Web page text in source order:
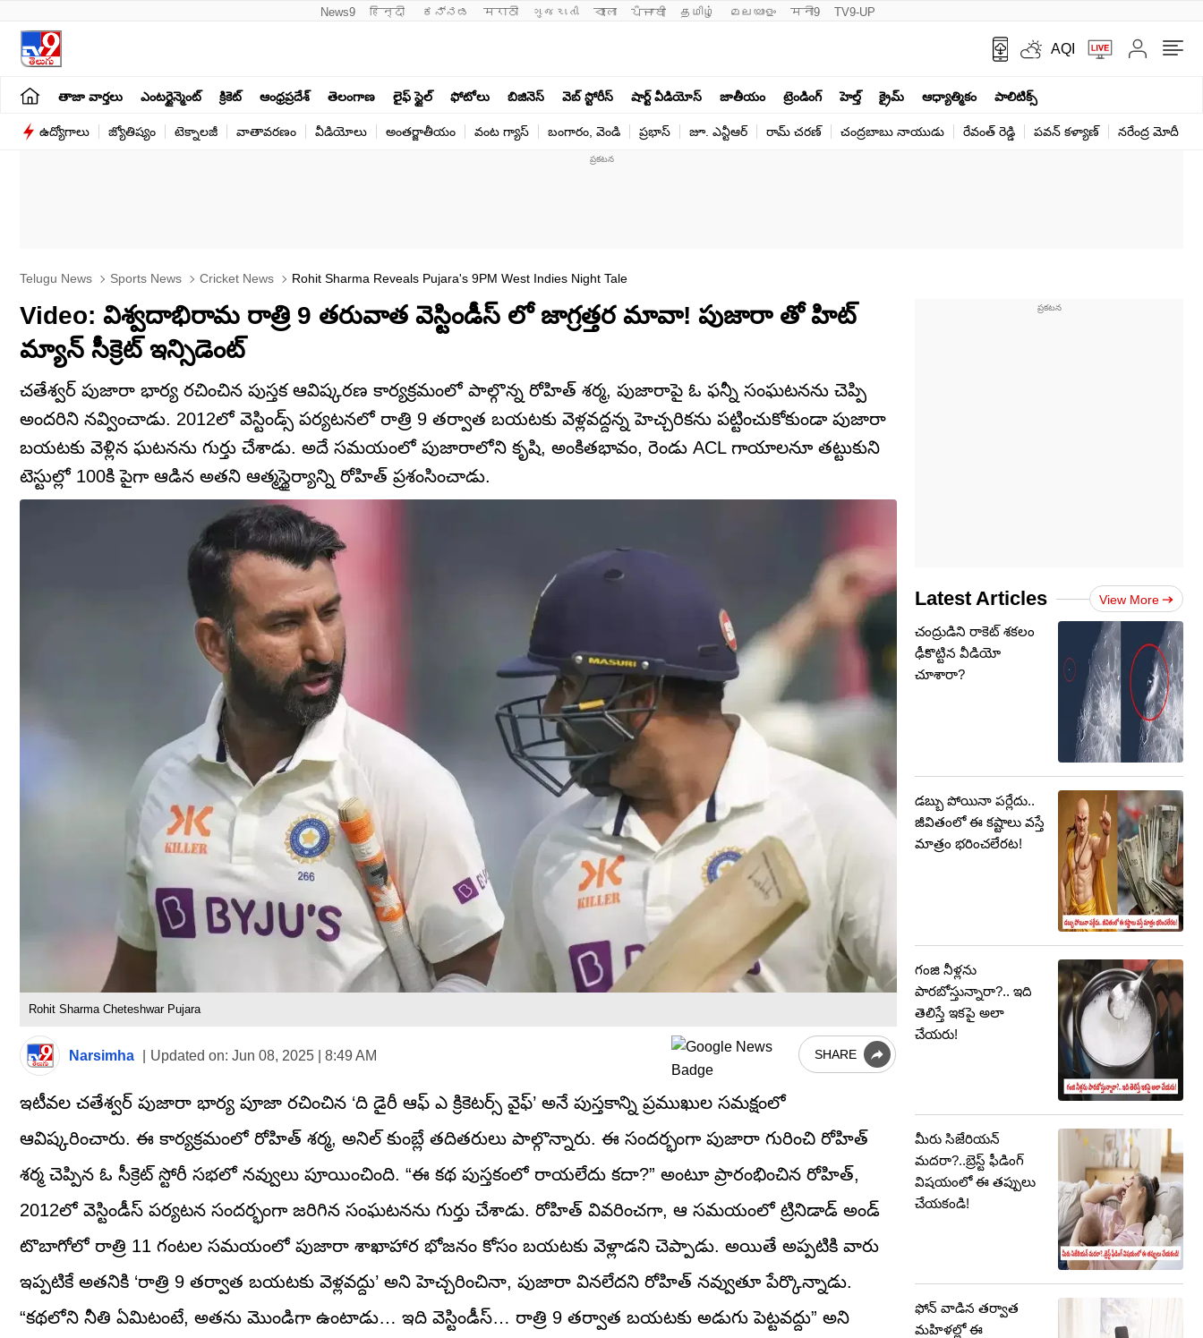
News9 हिन्दी ಕನ್ನಡ मराठी ગુજરાતી বাংলা ਪੰਜਾਬੀ தமிழ் മലയാളം मनी9 TV9-UP
AQI
తాజా వార్తలు ఎంటర్టైన్మెంట్ క్రికెట్ ఆంధ్రప్రదేశ్ తెలంగాణ లైఫ్ స్టైల్ ఫోటోలు బిజినెస్ వెబ్ స్టోరీస్ షార్ట్ వీడియోస్ జాతీయం ట్రెండింగ్ హెల్త్‌ క్రైమ్ ఆధ్యాత్మికం పాలిటిక్స్‌
ఉద్యోగాలు జ్యోతిష్యం టెక్నాలజీ వాతావరణం వీడియోలు అంతర్జాతీయం వంట గ్యాస్ బంగారం, వెండి ప్రభాస్ జూ. ఎన్టీఆర్ రామ్ చ‌ర‌ణ్‌ చంద్రబాబు నాయుడు రేవంత్ రెడ్డి పవన్ కళ్యాణ్ నరేంద్ర మోదీ
Telugu News Sports News Cricket News Rohit Sharma Reveals Pujara's 9PM West Indies Night Tale
Video: విశ్వదాభిరామ రాత్రి 9 తరువాత వెస్టిండీస్ లో జాగ్రత్తర మావా! పుజారా తో హిట్
మ్యాన్ సీక్రెట్ ఇన్సిడెంట్
చతేశ్వర్ పుజారా భార్య రచించిన పుస్తక ఆవిష్కరణ కార్యక్రమంలో పాల్గొన్న రోహిత్ శర్మ, పుజారాపై ఓ ఫన్నీ సంఘటనను చెప్పి
అందరిని నవ్వించాడు. 2012లో వెస్టిండ్స్ పర్యటనలో రాత్రి 9 తర్వాత బయటకు వెళ్లవద్దన్న హెచ్చరికను పట్టించుకోకుండా పుజారా
బయటకు వెళ్లిన ఘటనను గుర్తు చేశాడు. అదే సమయంలో పుజారాలోని కృషి, అంకితభావం, రెండు ACL గాయాలనూ తట్టుకుని
టెస్టుల్లో 100కి పైగా ఆడిన అతని ఆత్మస్థైర్యాన్ని రోహిత్ ప్రశంసించాడు.
Rohit Sharma Cheteshwar Pujara
Narsimha Updated on: Jun 08, 2025 | 8:49 AM SHARE
ఇటీవల చతేశ్వర్ పుజారా భార్య పూజా రచించిన ‘ది డైరీ ఆఫ్ ఎ క్రికెటర్స్ వైఫ్’ అనే పుస్తకాన్ని ప్రముఖుల సమక్షంలో
ఆవిష్కరించారు. ఈ కార్యక్రమంలో రోహిత్ శర్మ, అనిల్ కుంబ్లే తదితరులు పాల్గొన్నారు. ఈ సందర్భంగా పుజారా గురించి రోహిత్
శర్మ చెప్పిన ఓ సీక్రెట్ స్టోరీ సభలో నవ్వులు పూయించింది. “ఈ కథ పుస్తకంలో రాయలేదు కదా?” అంటూ ప్రారంభించిన రోహిత్,
2012లో వెస్టిండీస్ పర్యటన సందర్భంగా జరిగిన సంఘటనను గుర్తు చేశాడు. రోహిత్ వివరించగా, ఆ సమయంలో ట్రినిడాడ్ అండ్
టొబాగోలో రాత్రి 11 గంటల సమయంలో పుజారా శాఖాహార భోజనం కోసం బయటకు వెళ్లాడని చెప్పాడు. అయితే అప్పటికి వారు
ఇప్పటికే అతనికి ‘రాత్రి 9 తర్వాత బయటకు వెళ్లవద్దు’ అని హెచ్చరించినా, పుజారా వినలేదని రోహిత్ నవ్వుతూ పేర్కొన్నాడు.
“కథలోని నీతి ఏమిటంటే, అతను మొండిగా ఉంటాడు… ఇది వెస్టిండీస్… రాత్రి 9 తర్వాత బయటకు అడుగు పెట్టవద్దు” అని
Latest Articles View More
చంద్రుడిని రాకెట్ శకలం
ఢీకొట్టిన వీడియో
చూశారా?
డబ్బు పోయినా పర్లేదు..
జీవితంలో ఈ కష్టాలు వస్తే
మాత్రం భరించలేరట!
గంజి నీళ్లను
పారబోస్తున్నారా?.. ఇది
తెలిస్తే ఇకపై అలా
చేయరు!
మీరు సిజేరియన్
మదరా?..బ్రెస్ట్ ఫీడింగ్
విషయంలో ఈ తప్పులు
చేయకండి!
ఫోన్ వాడిన తర్వాత
మహిళల్లో ఈ